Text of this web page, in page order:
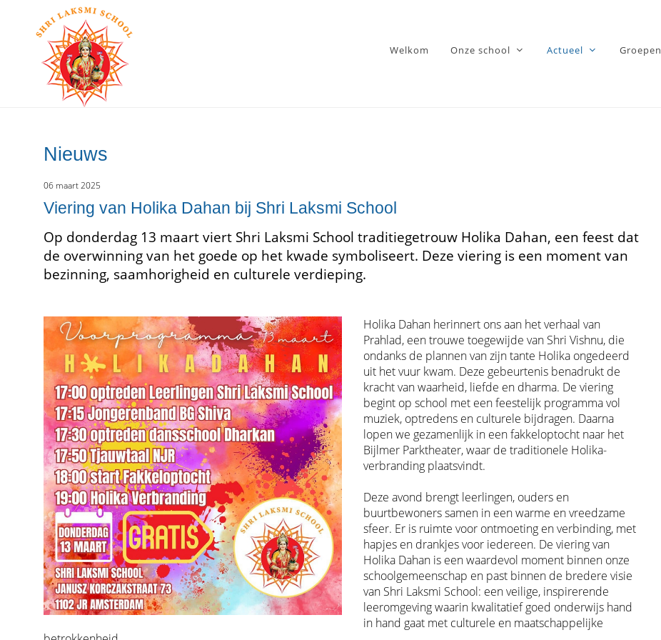
Welkom Onze school Actueel Groepen
Nieuws
06 maart 2025
Viering van Holika Dahan bij Shri Laksmi School
Op donderdag 13 maart viert Shri Laksmi School traditiegetrouw Holika Dahan, een feest dat
de overwinning van het goede op het kwade symboliseert. Deze viering is een moment van
bezinning, saamhorigheid en culturele verdieping.
Holika Dahan herinnert ons aan het verhaal van
Prahlad, een trouwe toegewijde van Shri Vishnu, die
ondanks de plannen van zijn tante Holika ongedeerd
uit het vuur kwam. Deze gebeurtenis benadrukt de
kracht van waarheid, liefde en dharma. De viering
begint op school met een feestelijk programma vol
muziek, optredens en culturele bijdragen. Daarna
lopen we gezamenlijk in een fakkeloptocht naar het
Bijlmer Parktheater, waar de traditionele Holika-
verbranding plaatsvindt.
Deze avond brengt leerlingen, ouders en
buurtbewoners samen in een warme en vreedzame
sfeer. Er is ruimte voor ontmoeting en verbinding, met
hapjes en drankjes voor iedereen. De viering van
Holika Dahan is een waardevol moment binnen onze
schoolgemeenschap en past binnen de bredere visie
van Shri Laksmi School: een veilige, inspirerende
leeromgeving waarin kwalitatief goed onderwijs hand
in hand gaat met culturele en maatschappelijke